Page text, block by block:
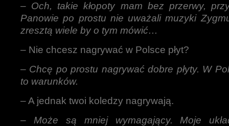
– Och, takie kłopoty mam bez przerwy,
Panowie po prostu nie uważali muzyki
zresztą wiele by o tym mówić…
– Nie chcesz nagrywać w Polsce płyt?
– Chcę po prostu nagrywać dobre płyty. W
to warunków.
– A jednak twoi koledzy nagrywają.
– Może są mniej wymagający. Moje